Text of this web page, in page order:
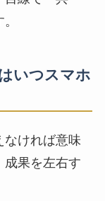
いつスマホ
なければ意味
成果を左右す